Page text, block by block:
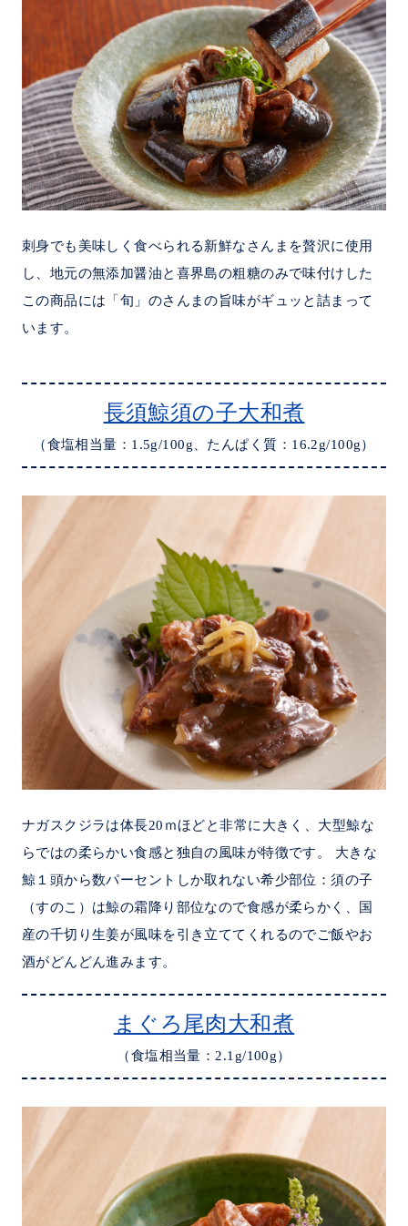
刺身でも美味しく食べられる新鮮なさんまを贅沢に使用
し、地元の無添加醤油と喜界島の粗糖のみで味付けした
この商品には「旬」のさんまの旨味がギュッと詰まって
います。
長須鯨須の子大和煮
（食塩相当量：1.5g/100g、たんぱく質：16.2g/100g）
ナガスクジラは体長20ｍほどと非常に大きく、大型鯨な
らではの柔らかい食感と独自の風味が特徴です。 大きな
鯨１頭から数パーセントしか取れない希少部位：須の子
（すのこ）は鯨の霜降り部位なので食感が柔らかく、国
産の千切り生姜が風味を引き立ててくれるのでご飯やお
酒がどんどん進みます。
まぐろ尾肉大和煮
（食塩相当量：2.1g/100g）